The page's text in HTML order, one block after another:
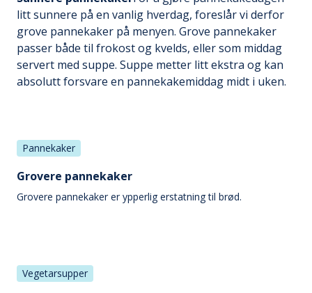
litt sunnere på en vanlig hverdag, foreslår vi derfor
grove pannekaker på menyen. Grove pannekaker
passer både til frokost og kvelds, eller som middag
servert med suppe. Suppe metter litt ekstra og kan
absolutt forsvare en pannekakemiddag midt i uken.
Pannekaker
Grovere pannekaker
Grovere pannekaker er ypperlig erstatning til brød.
Vegetarsupper